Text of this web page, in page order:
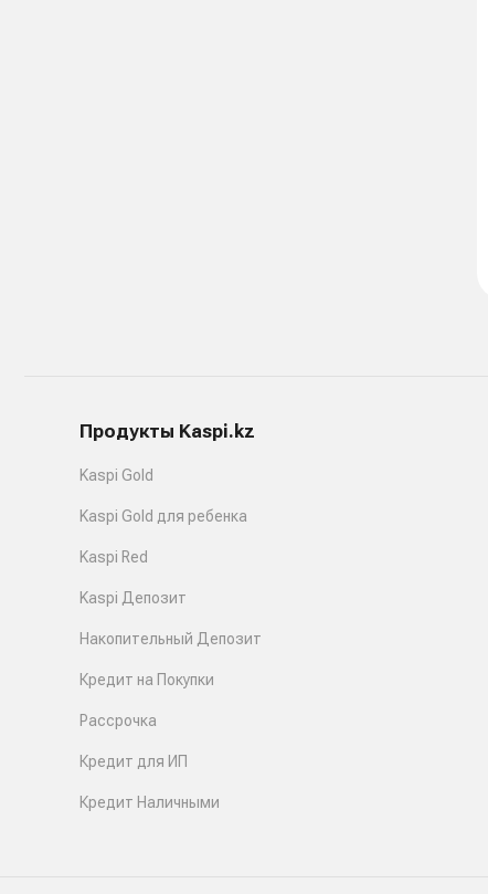
Продукты Kaspi.kz
Kaspi Gold
Kaspi Gold для ребенка
Kaspi Red
Kaspi Депозит
Накопительный Депозит
Кредит на Покупки
Рассрочка
Кредит для ИП
Кредит Наличными